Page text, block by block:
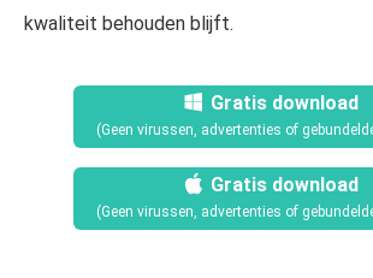
kwaliteit behouden blijft.
Gratis download
(Geen virussen, advertenties of
Gratis download
(Geen virussen, advertenties of